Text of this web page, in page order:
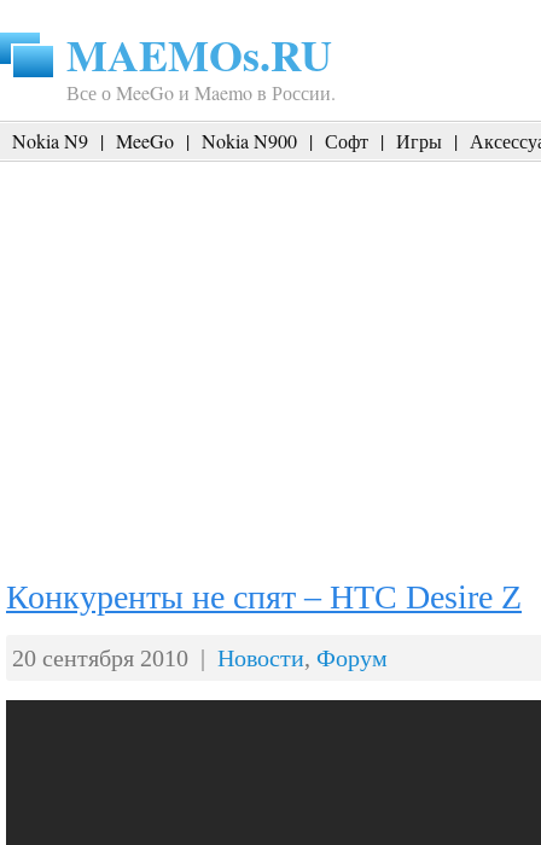
MAEMOs.RU
Все о MeeGo и Maemo в России.
Nokia N9 | MeeGo | Nokia N900 | Софт | Игры |
Конкуренты не спят – HTC Desire Z
20 сентября 2010 | Новости, Форум